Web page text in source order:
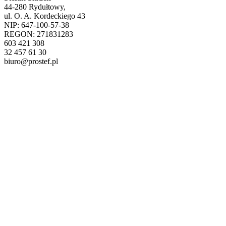
44-280 Rydułtowy,
ul. O. A. Kordeckiego 43
NIP: 647-100-57-38
REGON: 271831283
603 421 308
32 457 61 30
biuro@prostef.pl